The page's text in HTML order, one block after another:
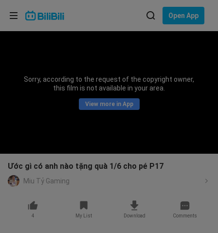
Open App
Sorry, according to the request of the copyright owner,
this film is not available in your area.
View more in App
Ước gì có anh nào tặng quà 1/6 cho pé P17
Miu Tỷ Gaming
4 My List Download Comments
Choose your language